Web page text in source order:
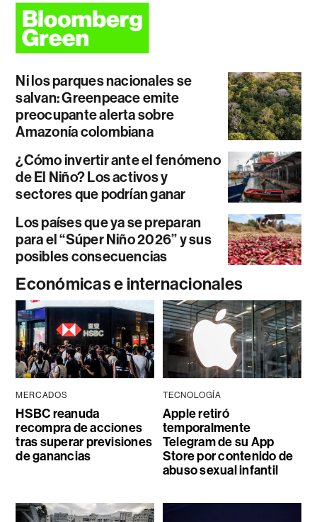
Ni los parques nacionales se
salvan: Greenpeace emite
preocupante alerta sobre
Amazonía colombiana
¿Cómo invertir ante el fenómeno
de El Niño? Los activos y
sectores que podrían ganar
Los países que ya se preparan
para el “Súper Niño 2026” y sus
posibles consecuencias
Económicas e internacionales
MERCADOS
HSBC reanuda
recompra de acciones
tras superar previsiones
de ganancias
TECNOLOGÍA
Apple retiró
temporalmente
Telegram de su App
Store por contenido de
abuso sexual infantil